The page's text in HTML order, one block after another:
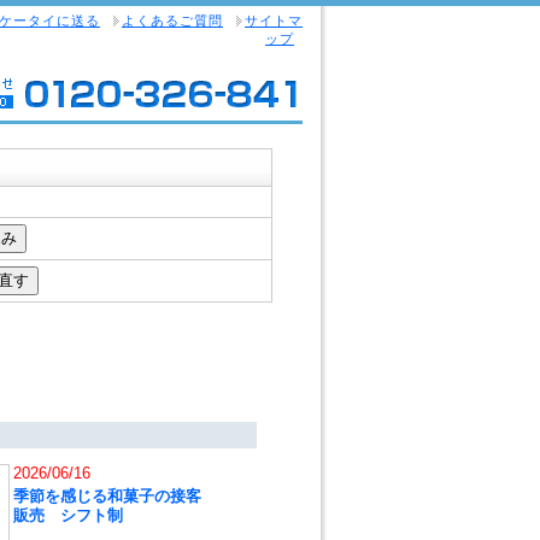
ケータイに送る よくあるご質問
サイトマ
ップ
2026/06/16
季節を感じる和菓子の接客
販売 シフト制